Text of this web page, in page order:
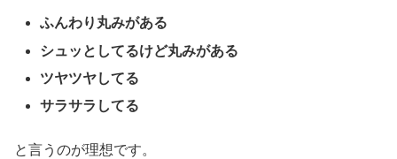
ふんわり丸みがある
シュッとしてるけど丸みがある
ツヤツヤしてる
サラサラしてる
と言うのが理想です。